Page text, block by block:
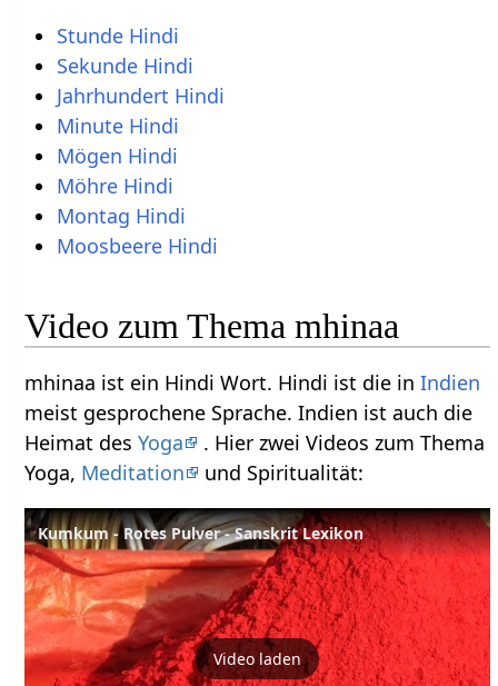
Stunde Hindi
Sekunde Hindi
Jahrhundert Hindi
Minute Hindi
Mögen Hindi
Möhre Hindi
Montag Hindi
Moosbeere Hindi
Video zum Thema mhinaa
mhinaa ist ein Hindi Wort. Hindi ist die inIndien
meist gesprochene Sprache. Indien ist auch die
Heimat desYoga
. Hier zwei Videos zum Thema
Yoga, Meditation und Spiritualität:
Kumkum - Rotes Pulver - Sanskrit Lexikon
Video laden